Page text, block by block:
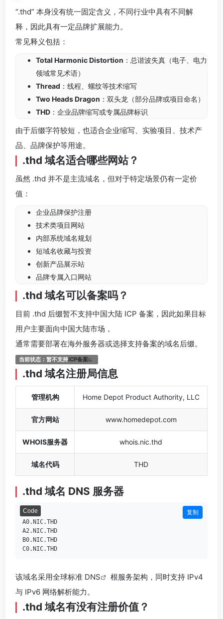
“.thd” 本身没有统一固定含义，不同行业中具有不同解
释，因此具有一定品牌扩展能力。
常见释义包括：
Total Harmonic Distortion ：总谐波失真（电子、电力
领域常见术语）
Thread ：线程、螺纹等技术缩写
Two Heads Dragon ：双头龙（部分品牌或项目命名）
THD ：企业品牌缩写或专属品牌标识
由于后缀字符较短，也适合企业缩写、实验项目、技术产
品、品牌保护等用途。
.thd 域名适合哪些网站？
虽然 .thd 并不是主流域名，但对于特定场景仍有一定价
值：
企业品牌保护注册
技术类项目网站
内部系统域名规划
短域名收藏与投资
创新产品展示站
品牌专属入口网站
.thd 域名可以备案吗？
目前 .thd 后缀暂不支持中国大陆 ICP 备案，因此如果目标
用户主要面向中国大陆市场，
通常需要部署在海外服务器或选择支持备案的域名后缀。
当前状态：暂不支持ICP备案
.thd 域名注册局信息
管理机构 Home Depot Product Authority, LLC
官方网站 www.homedepot.com
WHOIS服务器 whois.nic.thd
域名代码 THD
.thd 域名 DNS 服务器
A0.NIC.THD
A2.NIC.THD
B0.NIC.THD
Code 复制
该域名采用全球标准 DNS
根服务架构，同时支持 IPv4
与 IPv6 网络解析能力。
.thd 域名有没有注册价值？